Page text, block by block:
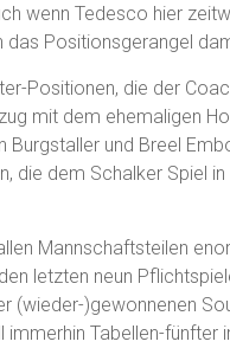
wenn Tedesco hier
das Positionsgerangel
Positionen, die der
mit dem ehemaligen
Burgstaller und Breel
die dem Schalker Spiel
Mannschaftsteilen
letzten neun
(wieder-)gewonnenen
immerhin Tabellen-fünfter